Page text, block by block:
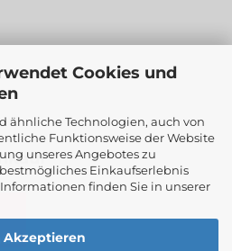
Cookies und
ähnliche Technologien, auch von
Funktionsweise der Website
unseres Angebotes zu
Einkaufserlebnis
finden Sie in unserer
Akzeptieren